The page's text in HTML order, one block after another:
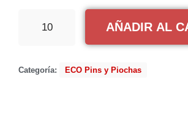
AÑADIR AL
Categoría: ECO Pins y Piochas